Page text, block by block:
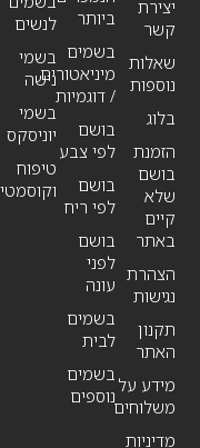
יצירת
קשר
שאלות
נוספות
בלוג
הזמנת
בושם
שלא
קיים
באתר
הצהרת
נגישות
תקנון
האתר
מידע על
משלוחים
מדיניות
לנשים
בשמי
נישה
בשמי
יוניסקס
טיפוח
ביותר
בשמים
מיניאטורים
/ דוגמיות
בושם
לפי צבע
בושם
לפי ריח
בושם
לפני
עונה
בשמים
לבית
בשמים
נוספים